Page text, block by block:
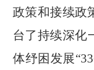
政策和接续政
台了持续深化
体纾困发展